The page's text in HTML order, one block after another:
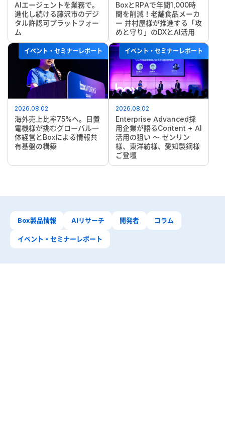
AIエージェントを業務で。
進化し続ける藤沢市のデジ
タル許認可プラットフォー
ム
BoxとRPAで年間1,000時
間を削減！老舗食品メーカ
ー 井村屋様が推進する「攻
めと守り」のDXとAI活用
イベント・セミナーレポート
2026.08.02
海外売上比率75%へ。日置
電機様が挑むグローバル一
体経営とBoxによる情報共
有基盤の構築
イベント・セミナーレポート
2026.08.02
Enterprise Advanced採
用企業が語るContent + AI
活用の狙い ～ ゼンリン
様、東洋紡様、愛知製鋼様
ご登壇
Box製品情報 AIリサーチ 開発者 コラム
イベント・セミナーレポート